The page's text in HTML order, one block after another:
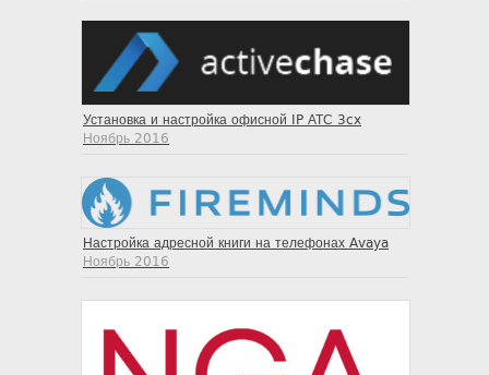
Установка и настройка офисной IP АТС 3cx
Ноябрь 2016
Настройка адресной книги на телефонах Avaya
Ноябрь 2016